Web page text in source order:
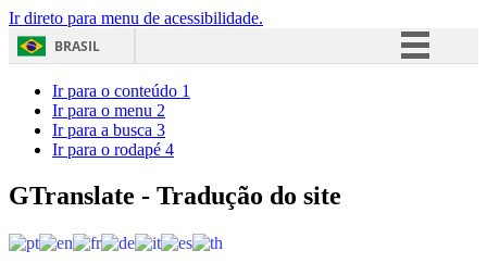
Ir direto para menu de acessibilidade.
BRASIL
Acesso à informação
Ir para o conteúdo 1
Ir para o menu 2
Ir para a busca 3
Ir para o rodapé 4
GTranslate - Tradução do site